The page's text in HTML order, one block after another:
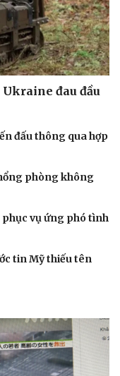
nghệ
nghệ
đổi số
đau đầu
đấu thông qua hợp
phòng không
vụ ứng phó tình
tin Mỹ thiếu tên